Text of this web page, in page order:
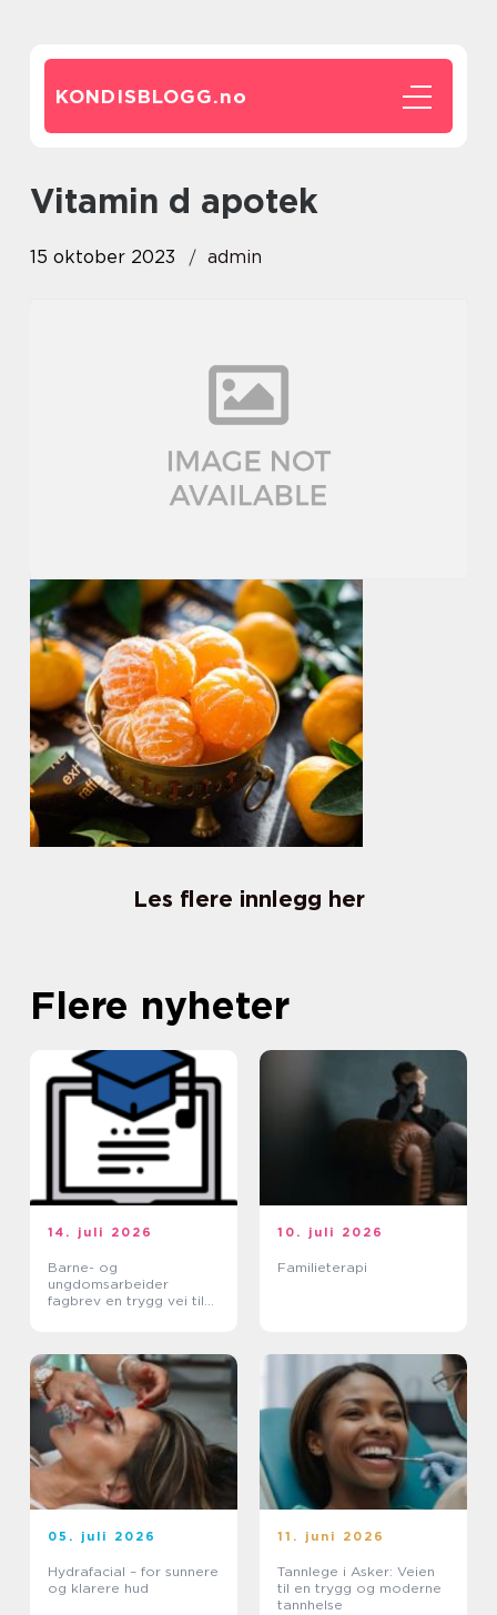
KONDISBLOGG.no
vitamin d apotek
15 oktober 2023 admin
Les flere innlegg her
Flere nyheter
14. juli 2026
Barne- og
ungdomsarbeider
fagbrev en trygg vei til
10. juli 2026
Familieterapi
05. juli 2026
Hydrafacial – for sunnere
og klarere hud
11. juni 2026
Tannlege i Asker: Veien
til en trygg og moderne
tannhelse